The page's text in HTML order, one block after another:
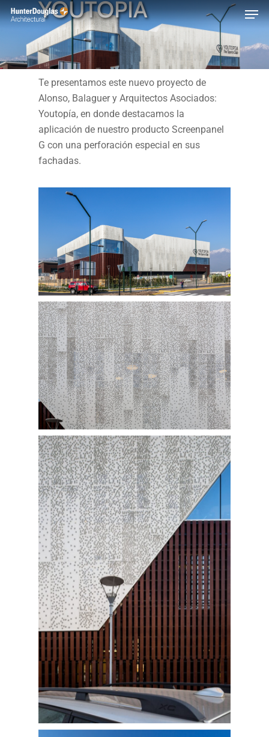
Skip
to
content
YOUTOPIA
Te presentamos este nuevo proyecto de
Alonso, Balaguer y Arquitectos Asociados:
Youtopía, en donde destacamos la
aplicación de nuestro producto Screenpanel
G con una perforación especial en sus
fachadas.
Menu